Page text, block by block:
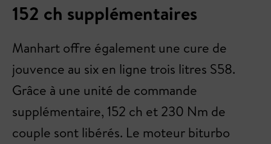
152 ch supplémentaires
Manhart offre également une cure de
jouvence au six en ligne trois litres S58.
Grâce à une unité de commande
supplémentaire, 152 ch et 230 Nm de
couple sont libérés. Le moteur biturbo